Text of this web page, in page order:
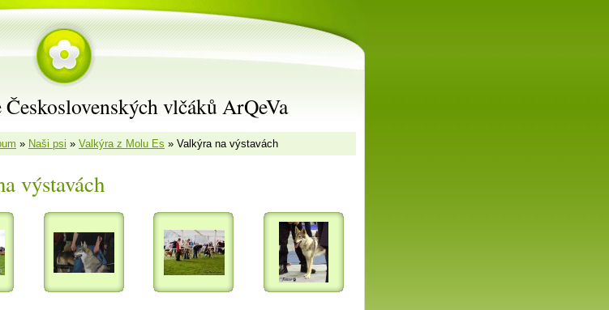
vlčáků ArQeVa
» Naši psi » Valkýra z Molu Es » Valkýra na výstavách
výstavách